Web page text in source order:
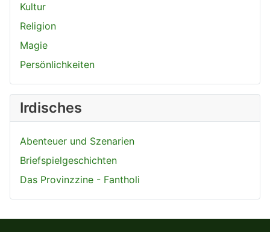
Kultur
Religion
Magie
Persönlichkeiten
Irdisches
Abenteuer und Szenarien
Briefspielgeschichten
Das Provinzzine - Fantholi